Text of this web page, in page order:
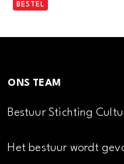
BESTEL
ONS TEAM
Bestuur Stichting
Het bestuur wordt